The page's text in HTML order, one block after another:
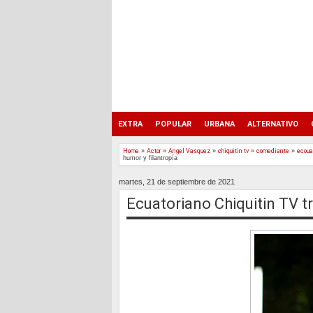
EXTRA POPULAR URBANA ALTERNATIVO
Home » Actor» Angel Vasquez » chiquitin tv » comediante »
humor y filantropía
martes, 21 de septiembre de 2021
Ecuatoriano Chiquitin TV